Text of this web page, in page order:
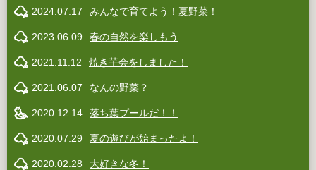
2024.07.17 みんなで育てよう！夏野菜！
2023.06.09 春の自然を楽しもう
2021.11.12 焼き芋会をしました！
2021.06.07 なんの野菜？
2020.12.14 落ち葉プールだ！！
2020.07.29 夏の遊びが始まったよ！
2020.02.28 大好きな冬！